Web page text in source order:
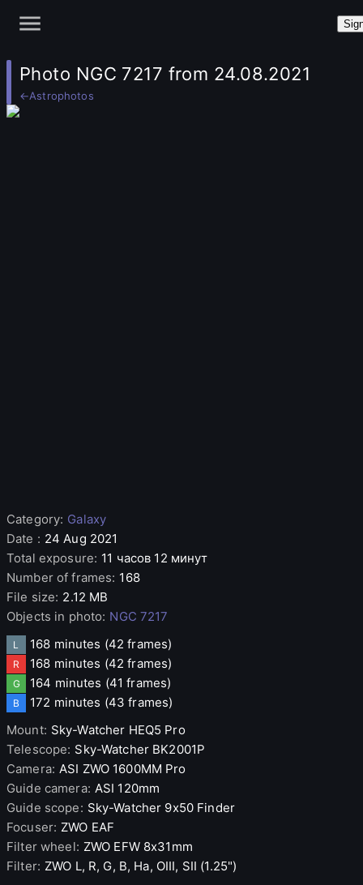
Photo NGC 7217 from 24.08.2021
←Astrophotos
Category: Galaxy
Date : 24 Aug 2021
Total exposure: 11 часов 12 минут
Number of frames: 168
File size: 2.12 MB
Objects in photo: NGC 7217
L 168 minutes (42 frames)
R 168 minutes (42 frames)
G 164 minutes (41 frames)
B 172 minutes (43 frames)
Mount: Sky-Watcher HEQ5 Pro
Telescope: Sky-Watcher BK2001P
Camera: ASI ZWO 1600MM Pro
Guide camera: ASI 120mm
Guide scope: Sky-Watcher 9x50 Finder
Focuser: ZWO EAF
Filter wheel: ZWO EFW 8x31mm
Filter: ZWO L, R, G, B, Ha, OIII, SII (1.25")